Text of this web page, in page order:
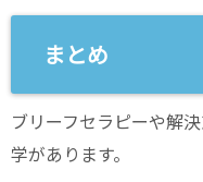
まとめ
ブリーフセラピーや解
学があります。